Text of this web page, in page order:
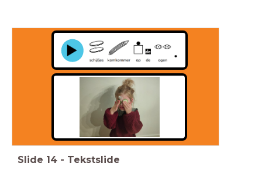
Slide 14 - Tekstslide